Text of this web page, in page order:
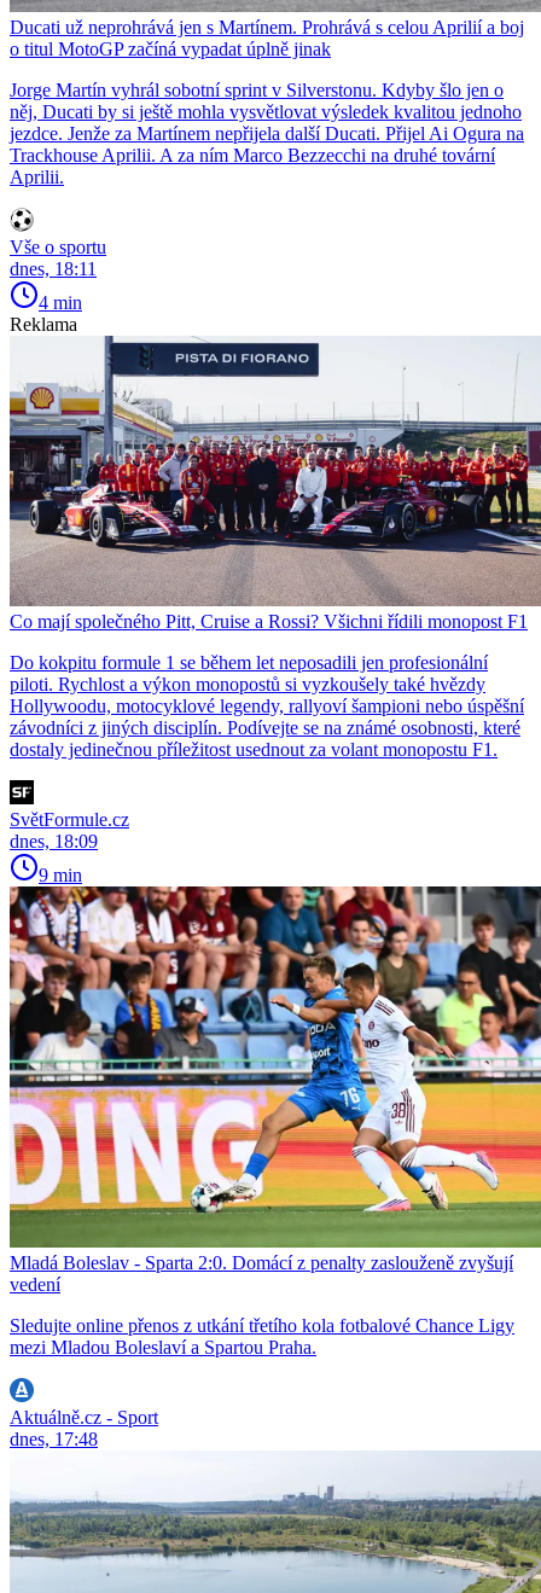
Ducati už neprohrává jen s Martínem. Prohrává s celou Aprilií a boj
o titul MotoGP začíná vypadat úplně jinak
Jorge Martín vyhrál sobotní sprint v Silverstonu. Kdyby šlo jen o
něj, Ducati by si ještě mohla vysvětlovat výsledek kvalitou jednoho
jezdce. Jenže za Martínem nepřijela další Ducati. Přijel Ai Ogura na
Trackhouse Aprilii. A za ním Marco Bezzecchi na druhé tovární
Aprilii.
Vše o sportu
dnes, 18:11
4 min
Reklama
Co mají společného Pitt, Cruise a Rossi? Všichni řídili monopost F1
Do kokpitu formule 1 se během let neposadili jen profesionální
piloti. Rychlost a výkon monopostů si vyzkoušely také hvězdy
Hollywoodu, motocyklové legendy, rallyoví šampioni nebo úspěšní
závodníci z jiných disciplín. Podívejte se na známé osobnosti, které
dostaly jedinečnou příležitost usednout za volant monopostu F1.
SvětFormule.cz
dnes, 18:09
9 min
Mladá Boleslav - Sparta 2:0. Domácí z penalty zaslouženě zvyšují
vedení
Sledujte online přenos z utkání třetího kola fotbalové Chance Ligy
mezi Mladou Boleslaví a Spartou Praha.
Aktuálně.cz - Sport
dnes, 17:48